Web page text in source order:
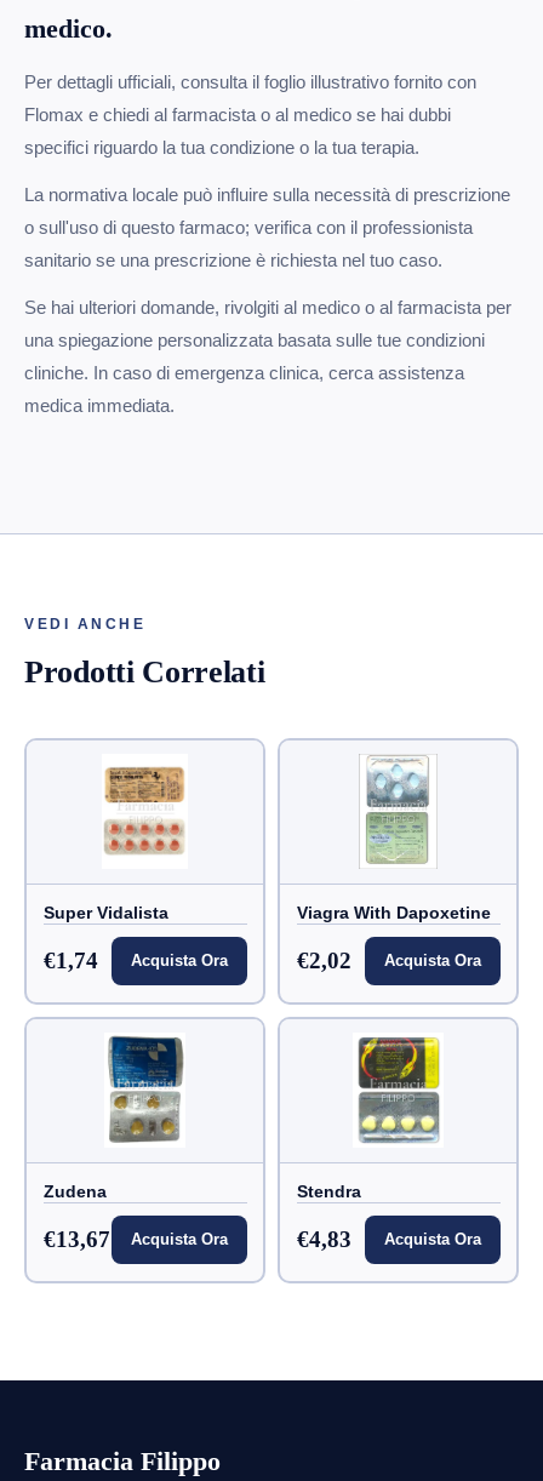
medico.
Per dettagli ufficiali, consulta il foglio illustrativo fornito con
Flomax e chiedi al farmacista o al medico se hai dubbi
specifici riguardo la tua condizione o la tua terapia.
La normativa locale può influire sulla necessità di prescrizione
o sull'uso di questo farmaco; verifica con il professionista
sanitario se una prescrizione è richiesta nel tuo caso.
Se hai ulteriori domande, rivolgiti al medico o al farmacista per
una spiegazione personalizzata basata sulle tue condizioni
cliniche. In caso di emergenza clinica, cerca assistenza
medica immediata.
VEDI ANCHE
Prodotti Correlati
Super Vidalista
€1,74 Acquista Ora
Viagra With Dapoxetine
€2,02 Acquista Ora
Zudena
€13,67 Acquista Ora
Stendra
€4,83 Acquista Ora
Farmacia Filippo